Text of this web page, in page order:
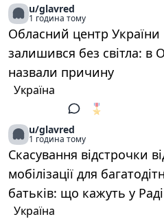
u/glavred
1 година тому
Обласний центр України
залишився без світла: в
назвали причину
Україна
🎖️
u/glavred
1 година тому
Скасування відстрочки
мобілізації для
батьків: що кажуть у Раді
Україна